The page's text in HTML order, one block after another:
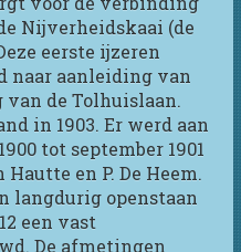
Nijverheidskaai (de
eerste ijzeren
naar aanleiding van
de Tolhuislaan.
in 1903. Er werd aan
tot september 1901
en P. De Heem.
langdurig openstaan
een vast
De afmetingen